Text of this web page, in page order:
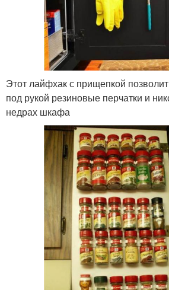
Этот лайфхак с прищепкой
под рукой резиновые перчатки и
недрах шкафа